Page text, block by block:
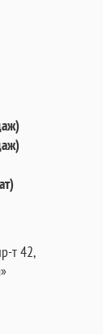
т 42,